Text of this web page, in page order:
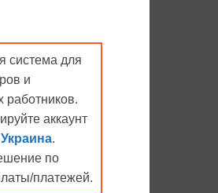
система для
и
работников.
аккаунт
.
по
платежей.